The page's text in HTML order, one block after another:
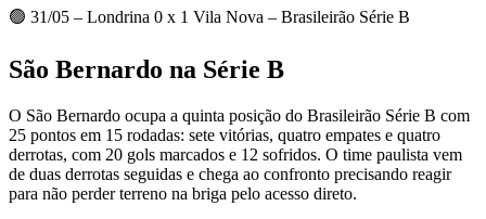
🟢 31/05 – Londrina 0 x 1 Vila Nova – Brasileirão Série B
São Bernardo na Série B
O São Bernardo ocupa a quinta posição do Brasileirão Série B com
25 pontos em 15 rodadas: sete vitórias, quatro empates e quatro
derrotas, com 20 gols marcados e 12 sofridos. O time paulista vem
de duas derrotas seguidas e chega ao confronto precisando reagir
para não perder terreno na briga pelo acesso direto.